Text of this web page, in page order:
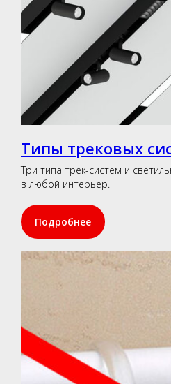
Типы трековых
Три типа трек-систем и
в любой интерьер.
Подробнее